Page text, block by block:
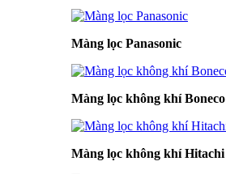
Màng lọc Panasonic
Màng lọc không khí Boneco
Màng lọc không khí Hitachi